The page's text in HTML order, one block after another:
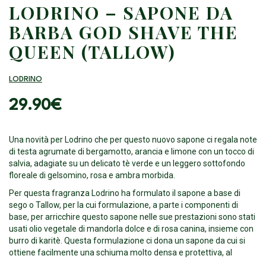
LODRINO – SAPONE DA
BARBA GOD SHAVE THE
QUEEN (TALLOW)
LODRINO
Una novità per Lodrino che per questo nuovo sapone ci regala note
di testa agrumate di bergamotto, arancia e limone con un tocco di
salvia, adagiate su un delicato tè verde e un leggero sottofondo
floreale di gelsomino, rosa e ambra morbida.
Per questa fragranza Lodrino ha formulato il sapone a base di
sego o Tallow, per la cui formulazione, a parte i componenti di
base, per arricchire questo sapone nelle sue prestazioni sono stati
usati olio vegetale di mandorla dolce e di rosa canina, insieme con
burro di karitè. Questa formulazione ci dona un sapone da cui si
ottiene facilmente una schiuma molto densa e protettiva, al
29.90€